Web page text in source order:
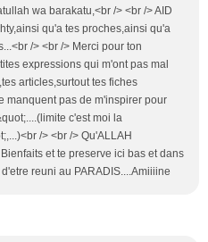
wa barakatu,<br /> <br /> AID
qu'a tes proches,ainsi qu'a
/> <br /> Merci pour ton
expressions qui m'ont pas mal
articles,surtout tes fiches
manquent pas de m'inspirer pour
c'est moi la
/> <br /> Qu'ALLAH
et te preserve ici bas et dans
reuni au PARADIS....Amiiiine